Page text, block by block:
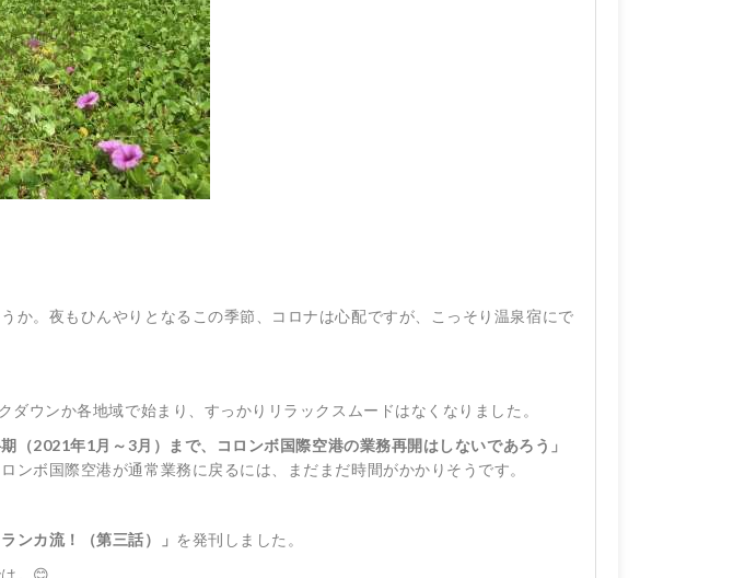
か。夜もひんやりとなるこの季節、コロナは心配ですが、こっそり温泉宿にで
ウンか各地域で始まり、すっかりリラックスムードはなくなりました。
期（2021年1月～3月）まで、コロンボ国際空港の業務再開はしないであろう」
ボ国際空港が通常業務に戻るには、まだまだ時間がかかりそうです。
ンカ流！（第三話）」 を発刊しました。
。😊